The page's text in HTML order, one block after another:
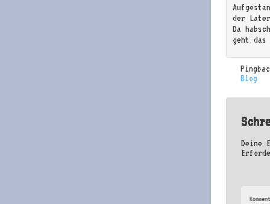
der
Da
geht das
Blog
Deine